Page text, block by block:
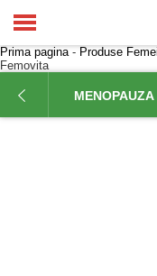
Prima pagina- Produse Femei
Femovita